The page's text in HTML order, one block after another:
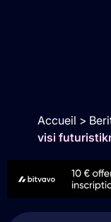
Accueil >
visi